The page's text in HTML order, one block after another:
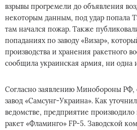
взрывы прогремели до объявления
некоторым данным, под удар попала
там начался пожар. Также
попаданиях по заводу «Визар»,
производства и хранения ракетного
сообщила украинская армия, ни одна
Согласно заявлению Минобороны РФ,
завод «Самсунг-Украина». Как
ведомстве, предприятие
ракет «Фламинго» FP-5. Заводской